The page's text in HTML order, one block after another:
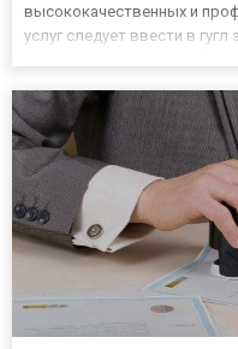
высококачественных и
услуг следует ввести в
оправдать кли...